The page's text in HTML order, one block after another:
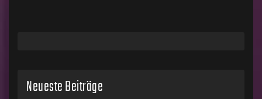
Neueste Beiträge